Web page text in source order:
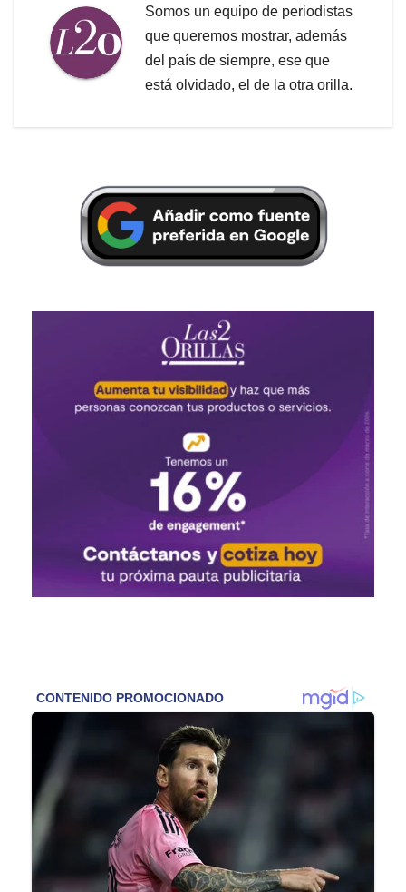
Somos un equipo de periodistas
que queremos mostrar, además
del país de siempre, ese que
está olvidado, el de la otra orilla.